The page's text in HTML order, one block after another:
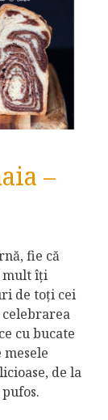
–
fie că
mult îți
de toți cei
cu bucate
de la